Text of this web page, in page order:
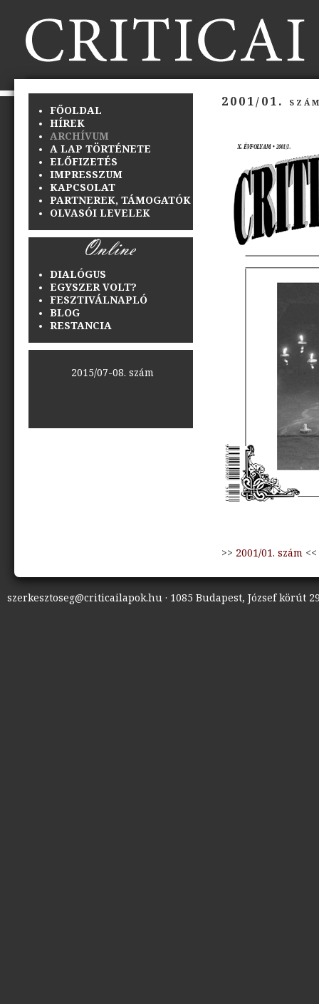
FŐOLDAL
HÍREK
ARCHÍVUM
A LAP TÖRTÉNETE
ELŐFIZETÉS
IMPRESSZUM
KAPCSOLAT
PARTNEREK, TÁMOGATÓK
OLVASÓI LEVELEK
DIALÓGUS
EGYSZER VOLT?
FESZTIVÁLNAPLÓ
BLOG
RESTANCIA
2015/07-08. szám>>
2001/01.
>> 2001/01. szám <<
szerkesztoseg@criticailapok.hu · 1085 Budapest, József körút